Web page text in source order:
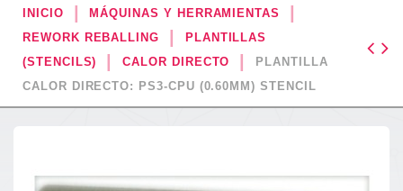
INICIO
MÁQUINAS Y HERRAMIENTAS
REWORK REBALLING
PLANTILLAS
(STENCILS)
CALOR DIRECTO
PLANTILLA
CALOR DIRECTO: PS3-CPU (0.60MM) STENCIL